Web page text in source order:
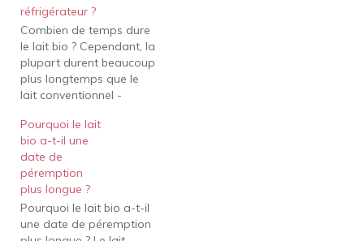
réfrigérateur ?
Combien de temps dure
le lait bio ? Cependant, la
plupart durent beaucoup
plus longtemps que le
lait conventionnel -
ouverts, contre 15 à 17
jours. La raison en est la
façon dont il est traité.
Combien de temps le lait
bio se conservera-t-il…
Pourquoi le lait
bio a-t-il une
date de
péremption
plus longue ?
Pourquoi le lait bio a-t-il
une date de péremption